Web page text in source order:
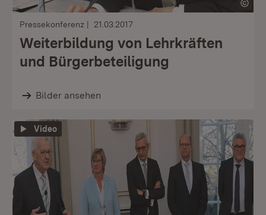
Pressekonferenz 21.03.2017
Weiterbildung von Lehrkräften
und Bürgerbeteiligung
Bilder ansehen
Video